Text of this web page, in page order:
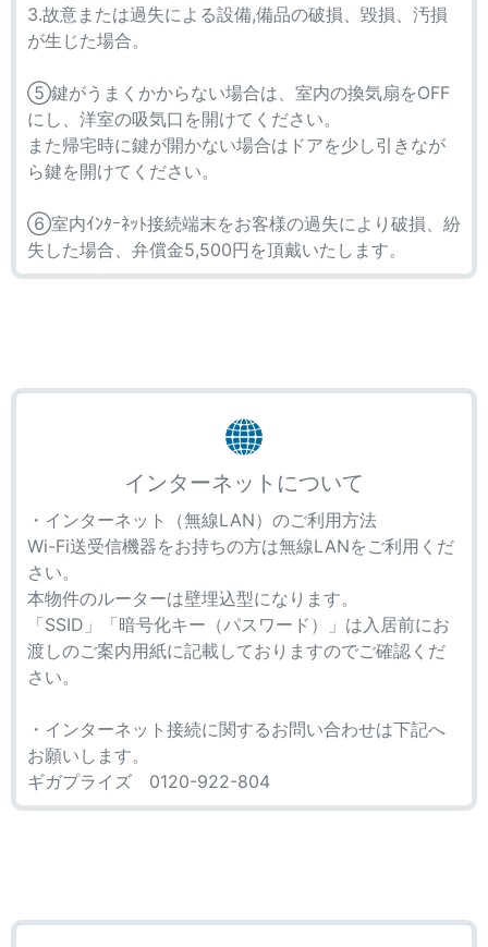
3.故意または過失による設備,備品の破損、毀損、汚損
が生じた場合。
⑤鍵がうまくかからない場合は、室内の換気扇をOFF
にし、洋室の吸気口を開けてください。
また帰宅時に鍵が開かない場合はドアを少し引きなが
ら鍵を開けてください。
⑥室内ｲﾝﾀｰﾈｯﾄ接続端末をお客様の過失により破損、紛
失した場合、弁償金5,500円を頂戴いたします。
インターネットについて
・インターネット（無線LAN）のご利用方法
Wi-Fi送受信機器をお持ちの方は無線LANをご利用くだ
さい。
本物件のルーターは壁埋込型になります。
「SSID」「暗号化キー（パスワード）」は入居前にお
渡しのご案内用紙に記載しておりますのでご確認くだ
さい。
・インターネット接続に関するお問い合わせは下記へ
お願いします。
ギガプライズ 0120-922-804